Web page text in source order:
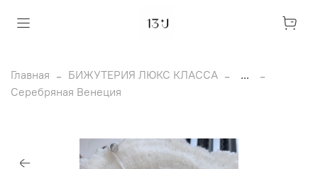
Главная БИЖУТЕРИЯ ЛЮКС КЛАССА
...
Серебряная Венеция